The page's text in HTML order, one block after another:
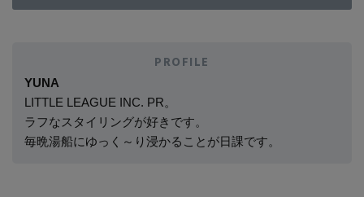
その他(傘・ハンカチ・時計など)
HOT STYLE
メルマガ PICKUP
「ミズキ」の定番フローティングパールネックレスもカ
ラーパールで一新。オールブラックのモダンなスタイリ
ングに、リズミカルに配されたパールが柔らかな表情を
プラスしてくれます。抜け感のあるネックラインと揺れ
るピアスが凛とした女性らしさを引き立て、静かな存在
PROFILE
YUNA
LITTLE LEAGUE INC. PR。
ラフなスタイリングが好きです。
毎晩湯船にゆっく～り浸かることが日課です。